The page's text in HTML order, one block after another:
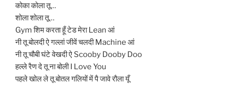
कोका कोला तू…
शोला शोला तू…
Gym शिम करता हूँ टेड मेरा Lean आं
नी तू बोलदी ऐ गल्लां जीवें चलदी Machine आं
नी तू चौबी घंटे वेखदी ऐ Scooby Dooby Doo
हल्ले रैण दे तू ना बोली I Love You
पहले खोल ले तू बोतल गलियों में पै जावे रौला यूँ